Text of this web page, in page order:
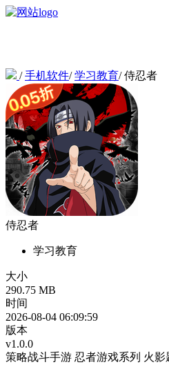
/手机软件/学习教育/侍忍者
侍忍者
学习教育
大小
290.75 MB
时间
2026-08-04 06:09:59
版本
v1.0.0
策略战斗手游 忍者游戏系列 火影